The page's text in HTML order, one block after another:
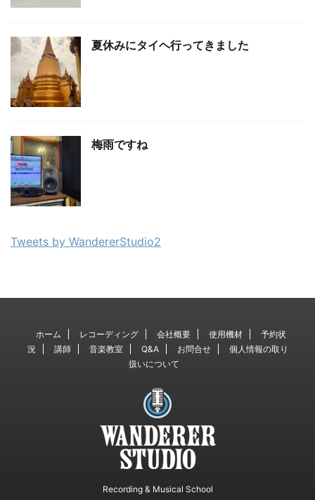
夏休みにタイヘ行ってきました
梅雨ですね
Tweets by WandererStudio2
ホーム レコーディング 会社概要 使用機材
予約状
況
講師 音楽教室 Q&A お問合せ
個人情報の取り
扱いについて
Recording & Musical School